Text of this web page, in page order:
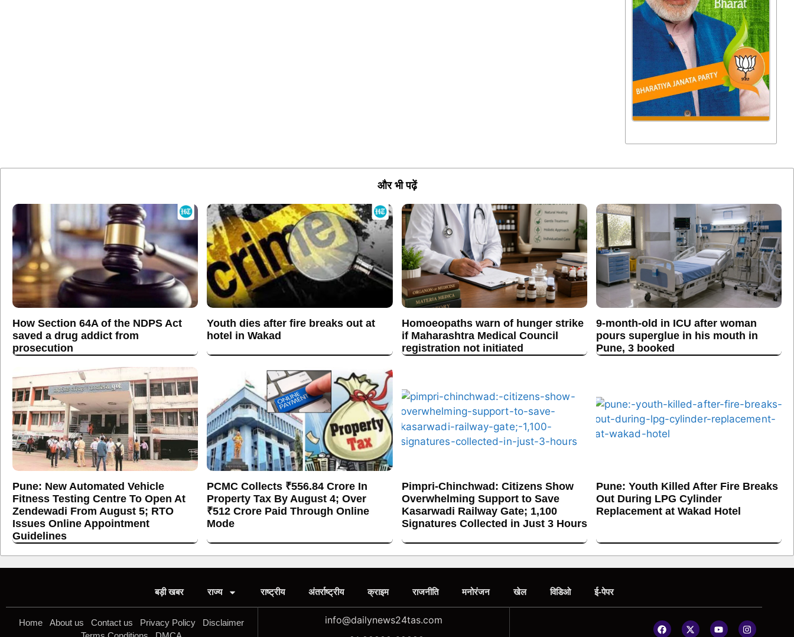
और भी पढ़ें
How Section 64A of the NDPS Act
saved a drug addict from
prosecution
Youth dies after fire breaks out at
hotel in Wakad
Homoeopaths warn of hunger strike
if Maharashtra Medical Council
registration not initiated
9-month-old in ICU after woman
pours superglue in his mouth in
Pune, 3 booked
Pune: New Automated Vehicle
Fitness Testing Centre To Open At
Zendewadi From August 5; RTO
Issues Online Appointment
Guidelines
PCMC Collects ₹556.84 Crore In
Property Tax By August 4; Over
₹512 Crore Paid Through Online
Mode
Pimpri-Chinchwad: Citizens Show
Overwhelming Support to Save
Kasarwadi Railway Gate; 1,100
Signatures Collected in Just 3 Hours
Pune: Youth Killed After Fire Breaks
Out During LPG Cylinder
Replacement at Wakad Hotel
बड़ी खबर राज्य राष्ट्रीय अंतर्राष्ट्रीय क्राइम राजनीति मनोरंजन खेल विडिओ ई-पेपर
Home About us Contact us Privacy Policy
Disclaimer
info@dailynews24tas.com